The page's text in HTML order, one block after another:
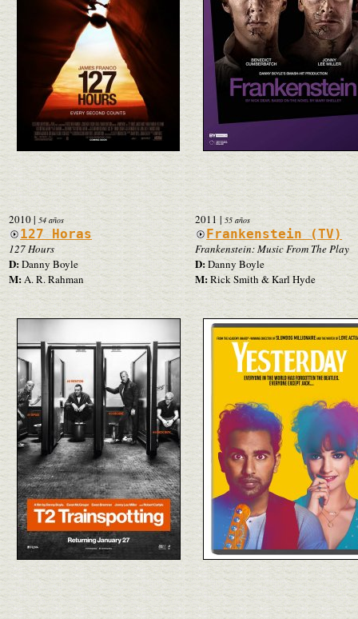
2010| 54 años
127 Horas
127 Hours
D:Danny Boyle
M:A. R. Rahman
2011|55 años
Frankenstein (TV)
Frankenstein: Music From The Play
D:Danny Boyle
M:Rick Smith & Karl Hyde